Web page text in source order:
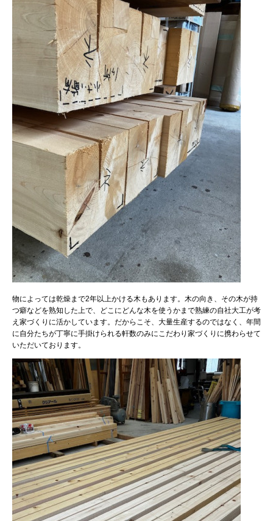
物によっては乾燥まで2年以上かける木もあります。木の向き、その木が持
つ癖などを熟知した上で、どこにどんな木を使うかまで熟練の自社大工が考
え家づくりに活かしています。だからこそ、大量生産するのではなく、年間
に自分たちが丁寧に手掛けられる軒数のみにこだわり家づくりに携わらせて
いただいております。